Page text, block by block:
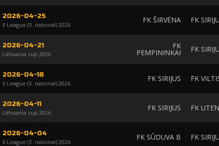
2026-04-25
II League (3. national) 2026
FK ŠIRVĖNA FK
2026-04-21
Lithuania cup 2026
FK
PEMPININKAI FK
2026-04-18
II League (3. national) 2026
FK SIRIJUS FK
2026-04-11
Lithuania cup 2026
FK SIRIJUS FK
2026-04-04
II League (3. national) 2026
FK SŪDUVA B FK